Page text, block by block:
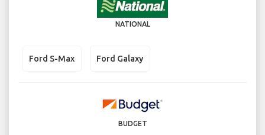
NATIONAL
Ford S-Max Ford Galaxy
BUDGET